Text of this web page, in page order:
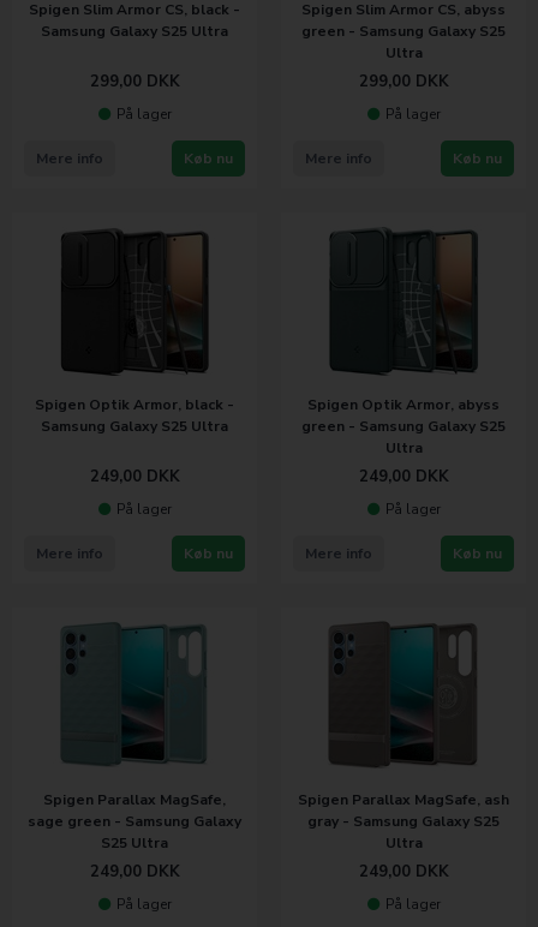
Spigen Slim Armor CS, black -
Samsung Galaxy S25 Ultra
299,00 DKK
På lager
Køb nu
Mere info
Spigen Slim Armor CS, abyss
green - Samsung Galaxy S25
Ultra
299,00 DKK
På lager
Køb nu
Mere info
Spigen Optik Armor, black -
Samsung Galaxy S25 Ultra
249,00 DKK
På lager
Køb nu
Mere info
Spigen Optik Armor, abyss
green - Samsung Galaxy S25
Ultra
249,00 DKK
På lager
Køb nu
Mere info
Spigen Parallax MagSafe,
sage green - Samsung Galaxy
S25 Ultra
249,00 DKK
På lager
Spigen Parallax MagSafe, ash
gray - Samsung Galaxy S25
Ultra
249,00 DKK
På lager